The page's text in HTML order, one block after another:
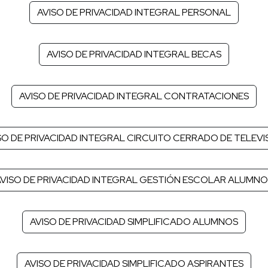
AVISO DE PRIVACIDAD INTEGRAL PERSONAL
AVISO DE PRIVACIDAD INTEGRAL BECAS
AVISO DE PRIVACIDAD INTEGRAL CONTRATACIONES
DE PRIVACIDAD INTEGRAL CIRCUITO CERRADO DE
DE PRIVACIDAD INTEGRAL GESTIÓN ESCOLAR
AVISO DE PRIVACIDAD SIMPLIFICADO ALUMNOS
AVISO DE PRIVACIDAD SIMPLIFICADO ASPIRANTES